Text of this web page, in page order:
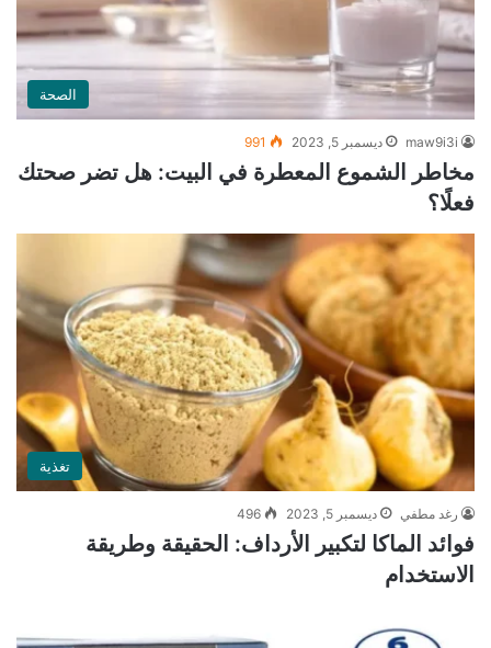
الصحة
maw9i3i ديسمبر 5, 2023 991
مخاطر الشموع المعطرة في البيت: هل تضر صحتك
فعلًا؟
تغذية
رغد مطفي ديسمبر 5, 2023 496
فوائد الماكا لتكبير الأرداف: الحقيقة وطريقة
الاستخدام